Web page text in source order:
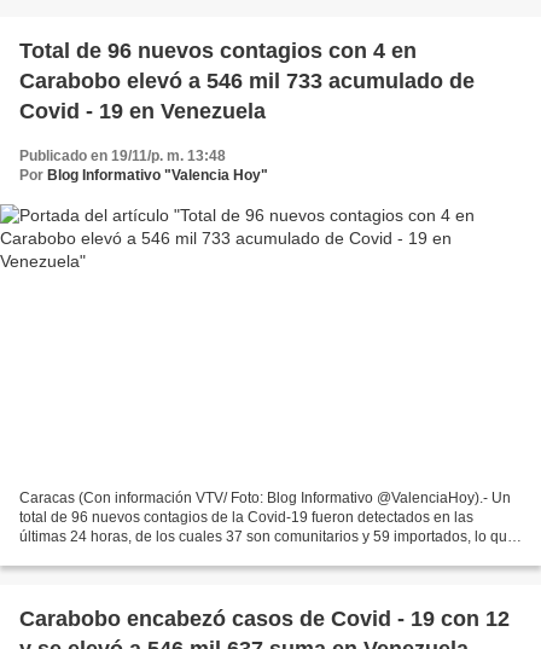
Total de 96 nuevos contagios con 4 en
Carabobo elevó a 546 mil 733 acumulado de
Covid - 19 en Venezuela
Publicado en 19/11/p. m. 13:48
Por Blog Informativo "Valencia Hoy"
Caracas (Con información VTV/ Foto: Blog Informativo @ValenciaHoy).- Un
total de 96 nuevos contagios de la Covid-19 fueron detectados en las
últimas 24 horas, de los cuales 37 son comunitarios y 59 importados, lo que
Carabobo encabezó casos de Covid - 19 con 12